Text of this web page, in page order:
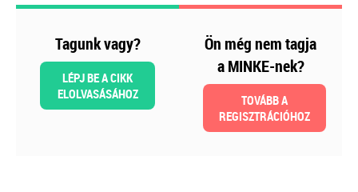
A vásárokon és a piacokon
folytatott kereskedelmi
időszaka a nyári szezon, amikor
szabadtéren is megrendezésre
kerülhetnek a különféle – gyakran
tematikus – vásárok. Írásunk
Tagunk vagy?
LÉPJ BE A CIKK
ELOLVASÁSÁHOZ
Ön még nem tagja
a MINKE-nek?
TOVÁBB A
REGISZTRÁCIÓHOZ